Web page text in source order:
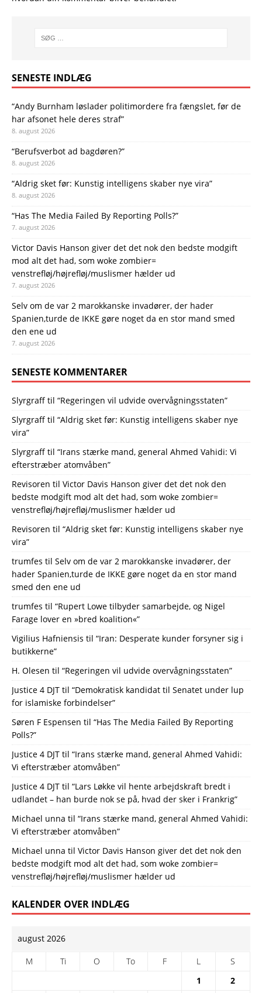
SENESTE INDLÆG
“Andy Burnham løslader politi­mordere fra fængslet, før de
har afsonet hele deres straf”
8. august 2026
“Berufsverbot ad bagdøren?”
8. august 2026
“Aldrig sket før: Kunstig intelligens skaber nye vira”
8. august 2026
“Has The Media Failed By Reporting Polls?”
7. august 2026
Victor Davis Hanson giver det det nok den bedste modgift
mod alt det had, som woke zombier=
venstrefløj/højrefløj/muslismer hælder ud
7. august 2026
Selv om de var 2 marokkanske invadører, der hader
Spanien,turde de IKKE gøre noget da en stor mand smed
den ene ud
7. august 2026
SENESTE KOMMENTARER
Slyrgraff til “Regeringen vil udvide overvågningsstaten”
Slyrgraff til “Aldrig sket før: Kunstig intelligens skaber nye
vira”
Slyrgraff til “Irans stærke mand, general Ahmed Vahidi: Vi
efterstræber atomvåben”
Revisoren til Victor Davis Hanson giver det det nok den
bedste modgift mod alt det had, som woke zombier=
venstrefløj/højrefløj/muslismer hælder ud
Revisoren til “Aldrig sket før: Kunstig intelligens skaber nye
vira”
trumfes til Selv om de var 2 marokkanske invadører, der
hader Spanien,turde de IKKE gøre noget da en stor mand
smed den ene ud
trumfes til “Rupert Lowe tilbyder samarbejde, og Nigel
Farage lover en »bred koalition«”
Vigilius Hafniensis til “Iran: Desperate kunder forsyner sig i
butikkerne”
H. Olesen til “Regeringen vil udvide overvågningsstaten”
Justice 4 DJT til “Demokratisk kandidat til Senatet under lup
for islamiske forbindelser”
Søren F Espensen til “Has The Media Failed By Reporting
Polls?”
Justice 4 DJT til “Irans stærke mand, general Ahmed Vahidi:
Vi efterstræber atomvåben”
Justice 4 DJT til “Lars Løkke vil hente arbejdskraft bredt i
udlandet – han burde nok se på, hvad der sker i Frankrig”
Michael unna til “Irans stærke mand, general Ahmed Vahidi:
Vi efterstræber atomvåben”
Michael unna til Victor Davis Hanson giver det det nok den
bedste modgift mod alt det had, som woke zombier=
venstrefløj/højrefløj/muslismer hælder ud
KALENDER OVER INDLÆG
august 2026
M Ti O To F L
S
1
2